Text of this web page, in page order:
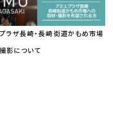
ラザ長崎・長崎街道かもめ市場
影について